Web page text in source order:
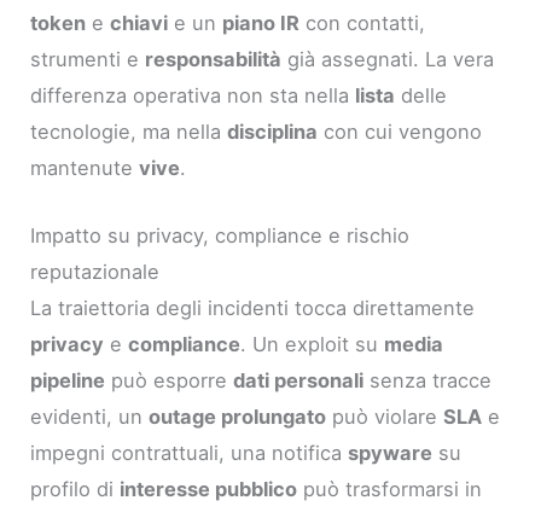
token echiavi e un piano IR con contatti,
strumenti e responsabilità già assegnati. La vera
differenza operativa non sta nella lista delle
tecnologie, ma nelladisciplina con cui vengono
mantenutevive.
Impatto su privacy, compliance e rischio
reputazionale
La traiettoria degli incidenti tocca direttamente
privacy ecompliance. Un exploit su media
pipeline può esporredati personali senza tracce
evidenti, unoutage prolungato può violareSLA e
impegni contrattuali, una notifica spyware su
profilo di interesse pubblico può trasformarsi in